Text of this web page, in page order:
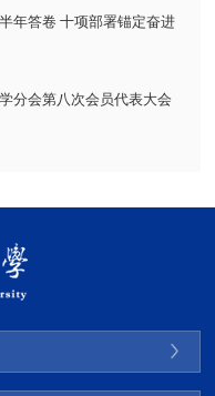
年答卷 十项部署锚定奋进
分会第八次会员代表大会